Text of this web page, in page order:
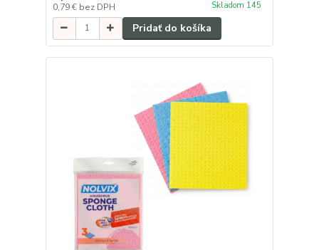
0,79 € bez DPH Skladom 145
Pridať do košíka